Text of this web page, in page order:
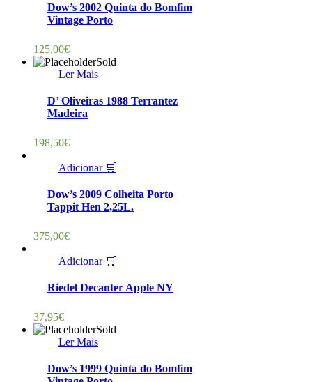
Dow’s 2002 Quinta do Bomfim
Vintage Porto
125,00€
Sold
Ler Mais
D’ Oliveiras 1988 Terrantez
Madeira
198,50€
Adicionar 🛒
Dow’s 2009 Colheita Porto
Tappit Hen 2,25L.
375,00€
Adicionar 🛒
Riedel Decanter Apple NY
37,95€
Sold
Ler Mais
Dow’s 1999 Quinta do Bomfim